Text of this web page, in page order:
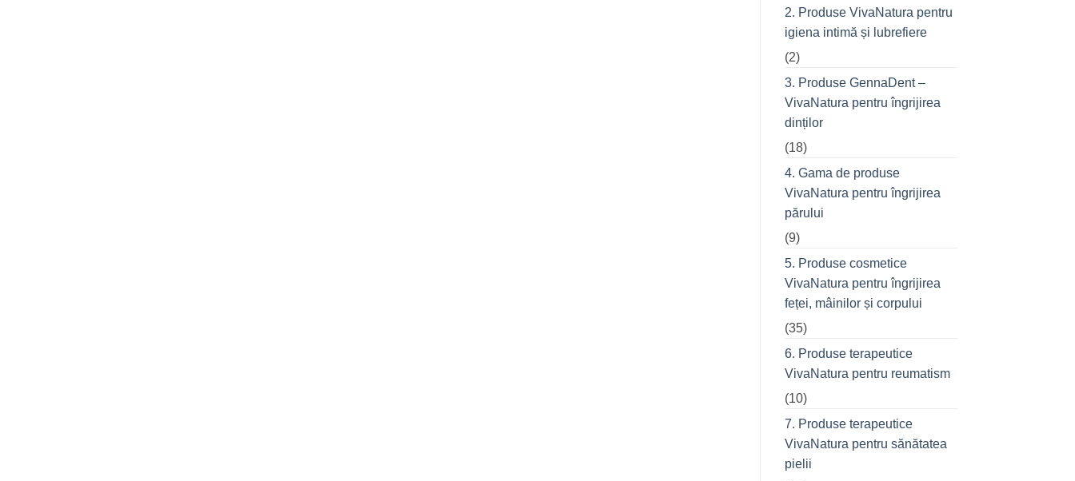
prietenii
în
oraș
2. Produse VivaNatura pentru
igiena intimă și lubrefiere
(2)
3. Produse GennaDent –
VivaNatura pentru îngrijirea
dinților
(18)
4. Gama de produse
VivaNatura pentru îngrijirea
părului
(9)
5. Produse cosmetice
VivaNatura pentru îngrijirea
feței, mâinilor și corpului
(35)
6. Produse terapeutice
VivaNatura pentru reumatism
(10)
7. Produse terapeutice
VivaNatura pentru sănătatea
pielii